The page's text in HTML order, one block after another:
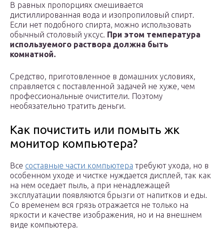
В равных пропорциях смешивается
дистиллированная вода и изопропиловый спирт.
Если нет подобного спирта, можно использовать
обычный столовый уксус. При этом температура
используемого раствора должна быть
комнатной.
Средство, приготовленное в домашних условиях,
справляется с поставленной задачей не хуже, чем
профессиональные очистители. Поэтому
необязательно тратить деньги.
Как почистить или помыть жк
монитор компьютера?
Все составные части компьютера требуют ухода, но в
особенном уходе и чистке нуждается дисплей, так как
на нем оседает пыль, а при ненадлежащей
эксплуатации появляются брызги от напитков и еды.
Со временем вся грязь отражается не только на
яркости и качестве изображения, но и на внешнем
виде компьютера.